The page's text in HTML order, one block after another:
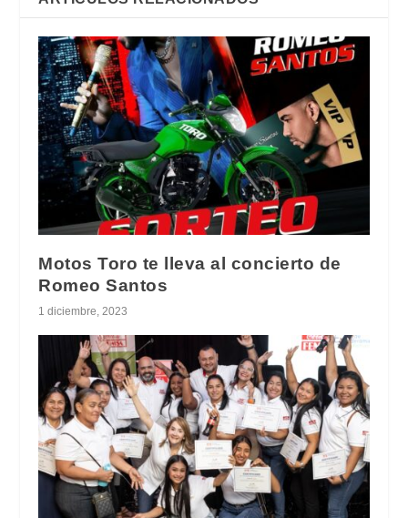
Motos Toro te lleva al concierto de
Romeo Santos
1 diciembre, 2023